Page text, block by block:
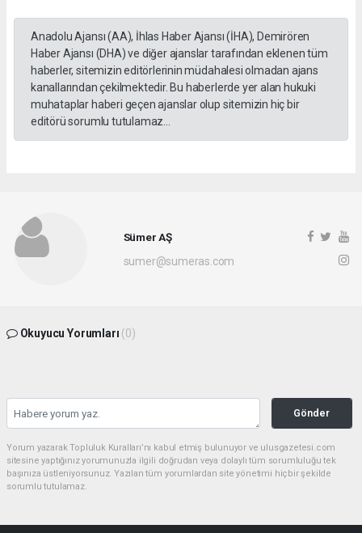
Anadolu Ajansı (AA), İhlas Haber Ajansı (İHA), Demirören
Haber Ajansı (DHA) ve diğer ajanslar tarafından eklenen tüm
haberler, sitemizin editörlerinin müdahalesi olmadan ajans
kanallarından çekilmektedir. Bu haberlerde yer alan hukuki
muhataplar haberi geçen ajanslar olup sitemizin hiç bir
editörü sorumlu tutulamaz...
Sümer AŞ
sumer@sumeras.com
Okuyucu Yorumları (0)
Gönder
Yorum yazarak Topluluk Kuralları’nı kabul etmiş bulunuyor ve ulusgazetesi.com
sitesine yaptığınız yorumunuzla ilgili doğrudan veya dolaylı tüm sorumluluğu tek
başınıza üstleniyorsunuz. Yazılan tüm yorumlardan site yönetimi hiçbir şekilde
sorumlu tutulamaz.